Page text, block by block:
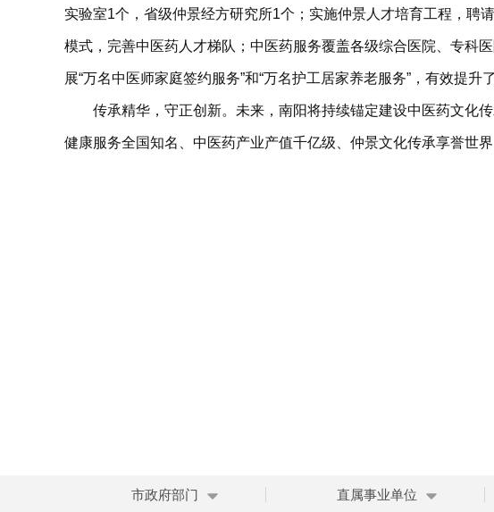
实验室1个，省级仲景经方研究所1个；实施仲景人才培育工程，聘
模式，完善中医药人才梯队；中医药服务覆盖各级综合医院、专科
展“万名中医师家庭签约服务”和“万名护工居家养老服务”，有效提升
传承精华，守正创新。未来，南阳将持续锚定建设中医药文化
健康服务全国知名、中医药产业产值千亿级、仲景文化传承享誉世
市政府部门 直属事业单位